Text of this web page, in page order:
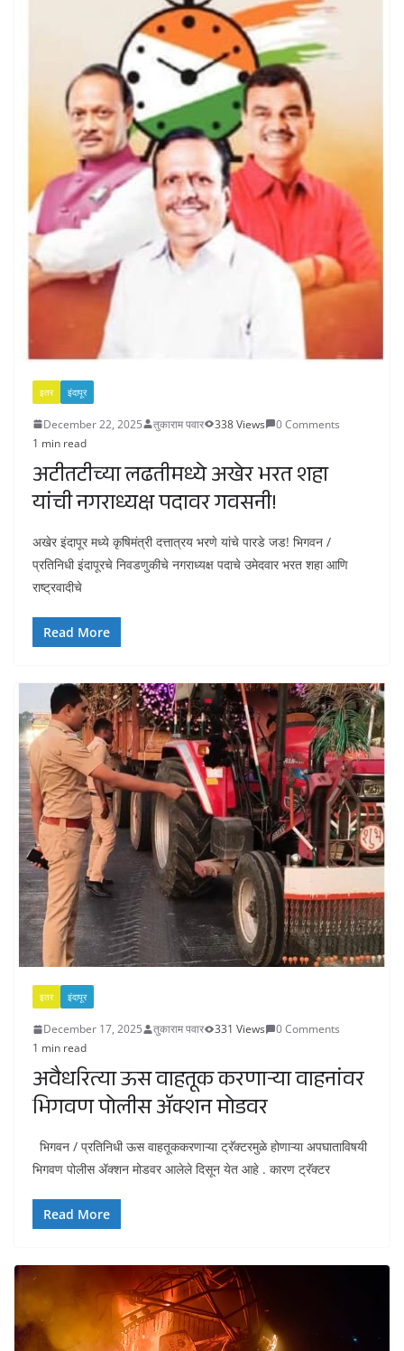
इतर इंदापूर
December 22, 2025 तुकाराम पवार 338 Views
0 Comments
1 min read
अटीतटीच्या लढतीमध्ये अखेर भरत शहा
यांची नगराध्यक्ष पदावर गवसनी!
अखेर इंदापूर मध्ये कृषिमंत्री दत्तात्रय भरणे यांचे पारडे जड! भिगवन /
प्रतिनिधी इंदापूरचे निवडणुकीचे नगराध्यक्ष पदाचे उमेदवार भरत शहा आणि
राष्ट्रवादीचे
Read More
इतर इंदापूर
December 17, 2025 तुकाराम पवार 331 Views
0 Comments
1 min read
अवैधरित्या ऊस वाहतूक करणाऱ्या वाहनांवर
भिगवण पोलीस ॲक्शन मोडवर
भिगवन / प्रतिनिधी ऊस वाहतूककरणाऱ्या ट्रॅक्टरमुळे होणाऱ्या अपघाताविषयी
भिगवण पोलीस ॲक्शन मोडवर आलेले दिसून येत आहे . कारण ट्रॅक्टर
Read More